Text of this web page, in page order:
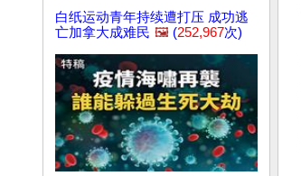
白纸运动青年持续遭打压 成功逃
亡加拿大成难民 🖼️ (252,967次)